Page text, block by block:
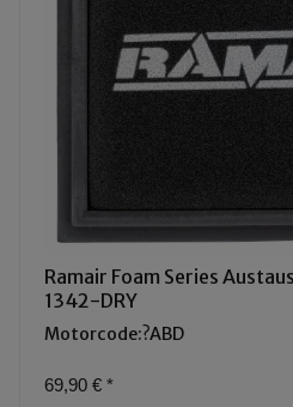
Ramair Foam Series
1342-DRY
Motorcode:?ABD
69,90 € *